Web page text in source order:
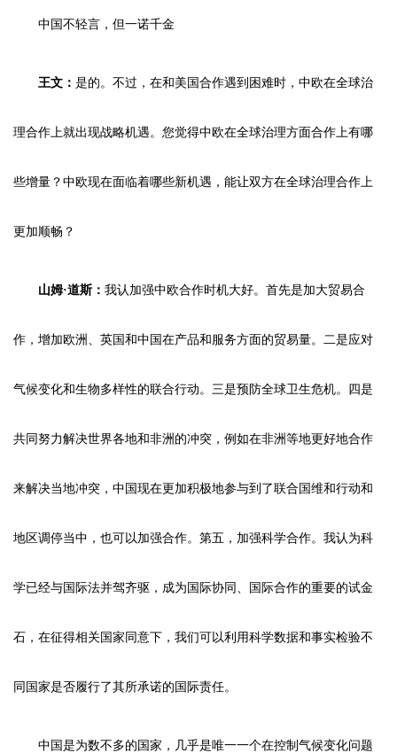
中国不轻言，但一诺千金
王文： 是的。不过，在和美国合作遇到困难时，中欧在全球治
理合作上就出现战略机遇。您觉得中欧在全球治理方面合作上有哪
些增量？中欧现在面临着哪些新机遇，能让双方在全球治理合作上
更加顺畅？
山姆·道斯： 我认加强中欧合作时机大好。首先是加大贸易合
作，增加欧洲、英国和中国在产品和服务方面的贸易量。二是应对
气候变化和生物多样性的联合行动。三是预防全球卫生危机。四是
共同努力解决世界各地和非洲的冲突，例如在非洲等地更好地合作
来解决当地冲突，中国现在更加积极地参与到了联合国维和行动和
地区调停当中，也可以加强合作。第五，加强科学合作。我认为科
学已经与国际法并驾齐驱，成为国际协同、国际合作的重要的试金
石，在征得相关国家同意下，我们可以利用科学数据和事实检验不
同国家是否履行了其所承诺的国际责任。
中国是为数不多的国家，几乎是唯一一个在控制气候变化问题